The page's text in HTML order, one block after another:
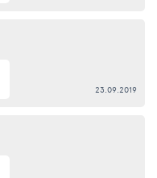
23.09.2019